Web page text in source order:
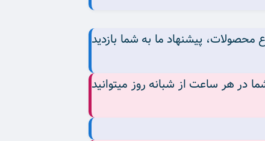
پیشنهاد ما به شما بازدید
هر ساعت از شبانه روز میتوانید